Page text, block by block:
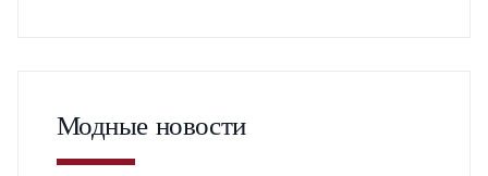
Модные новости